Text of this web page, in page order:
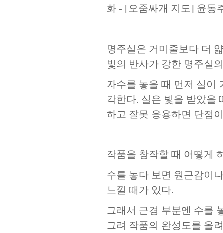
화 - [오줌싸개 지도] 윤동
명주실은 거미줄보다 더
빛의 반사가 강한 명주실
자수를 놓을 때 먼저 실이
각한다. 실은 빛을 받았을
하고 잘못 응용하면 단점
작품을 창작할 때 어떻게
수를 놓다 보면 원근감이
느낄 때가 있다.
그래서 근경 부분엔 수를
그려 작품의 완성도를 올